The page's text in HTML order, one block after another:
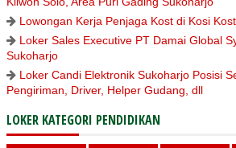
Lowongan Kerja Penjaga Kost di Kosi
Loker Sales Executive PT Damai Global
Sukoharjo
Loker Candi Elektronik Sukoharjo Posisi
Pengiriman, Driver, Helper Gudang, dll
LOKER KATEGORI PENDIDIKAN